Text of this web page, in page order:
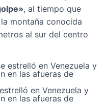
, al tiempo que
montaña conocida
al sur del centro
en Venezuela y
en las afueras de